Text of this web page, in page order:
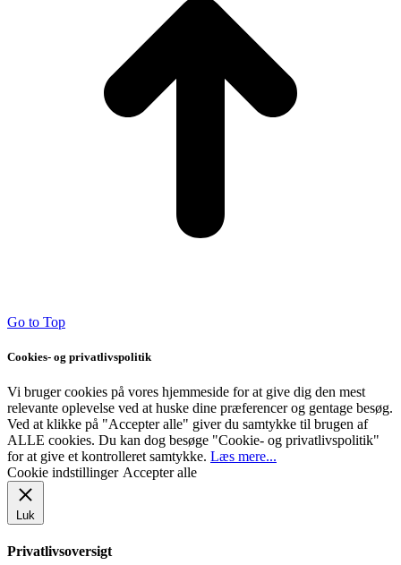
Go to Top
Cookies- og privatlivspolitik
Vi bruger cookies på vores hjemmeside for at give dig den mest
relevante oplevelse ved at huske dine præferencer og gentage besøg.
Ved at klikke på "Accepter alle" giver du samtykke til brugen af ​​
ALLE cookies. Du kan dog besøge "Cookie- og privatlivspolitik"
for at give et kontrolleret samtykke. Læs mere...
Cookie indstillinger Accepter alle
Luk
Privatlivsoversigt